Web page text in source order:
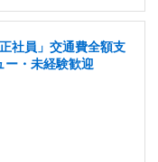
社員」交通費全額支
ー・未経験歓迎